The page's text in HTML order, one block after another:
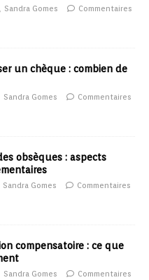
Sandra Gomes
Commentaires
un chèque : combien de
Sandra Gomes
Commentaires
obsèques : aspects
Sandra Gomes
Commentaires
compensatoire : ce que
Sandra Gomes
Commentaires